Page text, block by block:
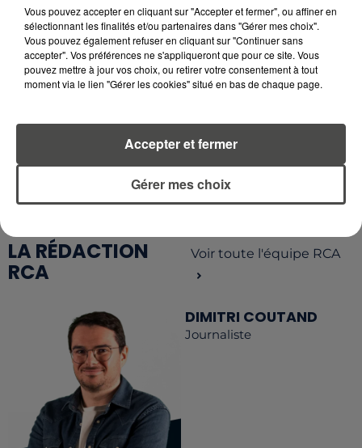
RECEVEZ LES ALERTES INFOS DE LA RÉDACTION
EN TÉLÉCHARGEANT L'APPLICATION MOBILE
RCA
LA RÉDACTION
RCA
Voir toute l'équipe RCA
DIMITRI COUTAND
Journaliste
Vous pouvez accepter en cliquant sur "Accepter et fermer", ou affiner en
sélectionnant les finalités et/ou partenaires dans "Gérer mes choix".
Vous pouvez également refuser en cliquant sur "Continuer sans
accepter". Vos préférences ne s'appliqueront que pour ce site. Vous
pouvez mettre à jour vos choix, ou retirer votre consentement à tout
moment via le lien "Gérer les cookies" situé en bas de chaque page.
Gérer mes choix
Accepter et fermer